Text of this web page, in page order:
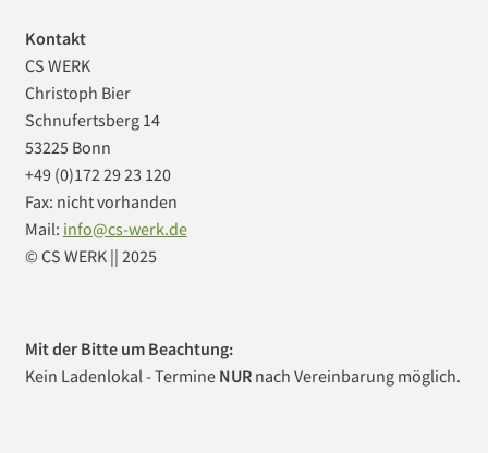
Kontakt
CS WERK
Christoph Bier
Schnufertsberg 14
53225 Bonn
+49 (0)172 29 23 120
Fax: nicht vorhanden
Mail: info@cs-werk.de
© CS WERK || 2025
Mit der Bitte um Beachtung:
Kein Ladenlokal - Termine NURnach Vereinbarung möglich.